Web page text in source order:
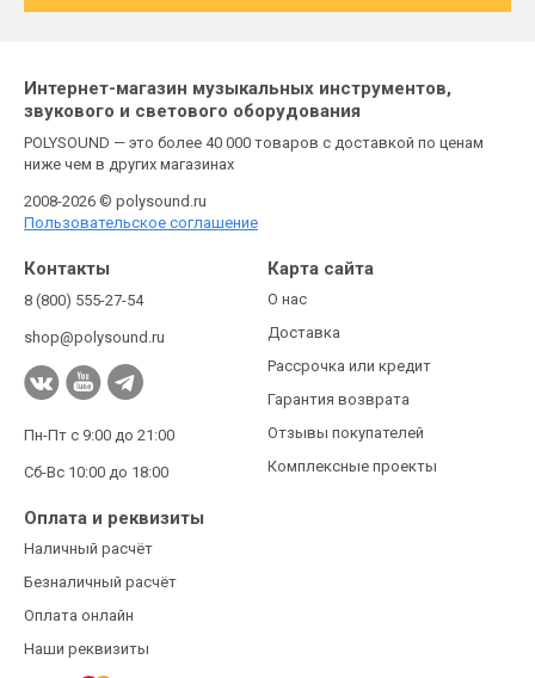
Интернет-магазин музыкальных инструментов,
звукового и светового оборудования
POLYSOUND — это более 40 000 товаров с доставкой по ценам
ниже чем в других магазинах
2008-2026 © polysound.ru
Пользовательское соглашение
Контакты
8 (800) 555-27-54
shop@polysound.ru
Пн-Пт с 9:00 до 21:00
Сб-Вс 10:00 до 18:00
Карта сайта
О нас
Доставка
Рассрочка или кредит
Гарантия возврата
Отзывы покупателей
Комплексные проекты
Оплата и реквизиты
Наличный расчёт
Безналичный расчёт
Оплата онлайн
Наши реквизиты